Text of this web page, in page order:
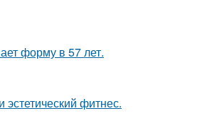
форму в 57 лет.
фитнес.